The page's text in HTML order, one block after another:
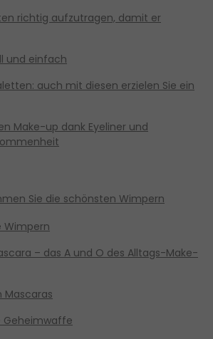
richtig aufzutragen, damit er
und einfach
auch mit diesen erzielen Sie ein
Make-up dank Eyeliner und
Sie die schönsten Wimpern
Wimpern
– das A und O des Alltags-Make-
Mascaras
Geheimwaffe